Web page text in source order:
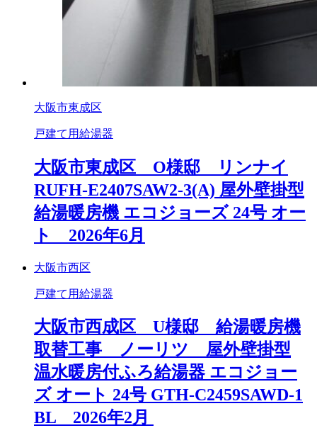
大阪市東成区
戸建て用給湯器
大阪市東成区 O様邸 リンナイ
RUFH-E2407SAW2-3(A) 屋外壁掛型
給湯暖房機 エコジョーズ 24号 オー
ト 2026年6月
大阪市西区
戸建て用給湯器
大阪市西成区 U様邸 給湯暖房機
取替工事 ノーリツ 屋外壁掛型
温水暖房付ふろ給湯器 エコジョー
ズ オート 24号 GTH-C2459SAWD-1
BL 2026年2月